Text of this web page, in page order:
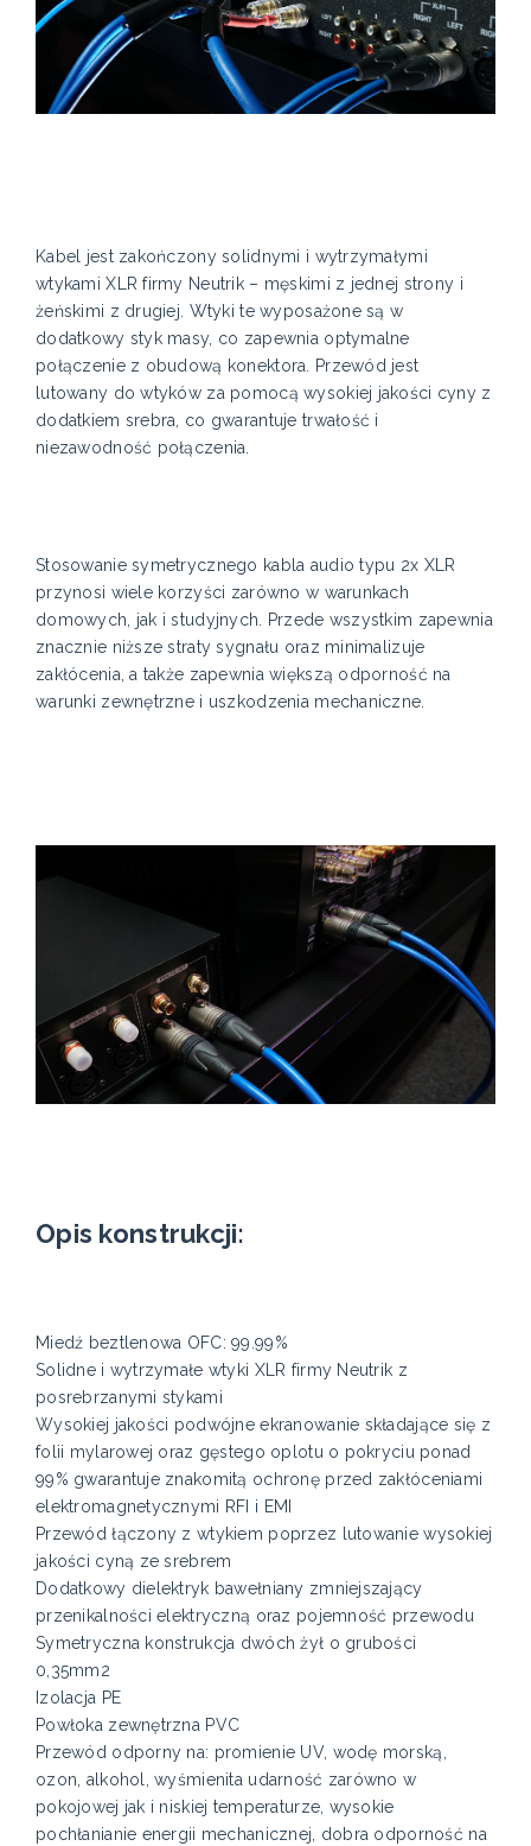
Kabel jest zakończony solidnymi i wytrzymałymi
wtykami XLR firmy Neutrik – męskimi z jednej strony i
żeńskimi z drugiej. Wtyki te wyposażone są w
dodatkowy styk masy, co zapewnia optymalne
połączenie z obudową konektora. Przewód jest
lutowany do wtyków za pomocą wysokiej jakości cyny z
dodatkiem srebra, co gwarantuje trwałość i
niezawodność połączenia.
Stosowanie symetrycznego kabla audio typu 2x XLR
przynosi wiele korzyści zarówno w warunkach
domowych, jak i studyjnych. Przede wszystkim zapewnia
znacznie niższe straty sygnału oraz minimalizuje
zakłócenia, a także zapewnia większą odporność na
warunki zewnętrzne i uszkodzenia mechaniczne.
Opis konstrukcji:
Miedź beztlenowa OFC: 99.99%
Solidne i wytrzymałe wtyki XLR firmy Neutrik z
posrebrzanymi stykami
Wysokiej jakości podwójne ekranowanie składające się z
folii mylarowej oraz gęstego oplotu o pokryciu ponad
99% gwarantuje znakomitą ochronę przed zakłóceniami
elektromagnetycznymi RFI i EMI
Przewód łączony z wtykiem poprzez lutowanie wysokiej
jakości cyną ze srebrem
Dodatkowy dielektryk bawełniany zmniejszający
przenikalności elektryczną oraz pojemność przewodu
Symetryczna konstrukcja dwóch żył o grubości
0,35mm2
Izolacja PE
Powłoka zewnętrzna PVC
Przewód odporny na: promienie UV, wodę morską,
ozon, alkohol, wyśmienita udarność zarówno w
pokojowej jak i niskiej temperaturze, wysokie
pochłanianie energii mechanicznej, dobra odporność na